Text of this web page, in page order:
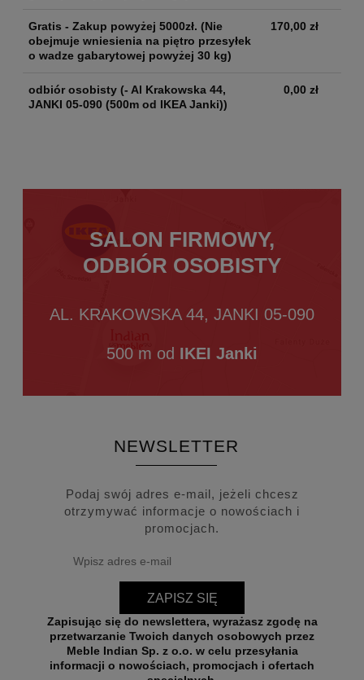
Gratis - Zakup powyżej 5000zł. (Nie
obejmuje wniesienia na piętro przesyłek
o wadze gabarytowej powyżej 30 kg)
170,00 zł
odbiór osobisty (- Al Krakowska 44,
JANKI 05-090 (500m od IKEA Janki))
0,00 zł
SALON FIRMOWY,
ODBIÓR OSOBISTY
AL. KRAKOWSKA 44, JANKI 05-090
500 m od IKEI Janki
NEWSLETTER
Podaj swój adres e-mail, jeżeli chcesz
otrzymywać informacje o nowościach i
promocjach.
ZAPISZ SIĘ
Zapisując się do newslettera, wyrażasz zgodę na
przetwarzanie Twoich danych osobowych przez
Meble Indian Sp. z o.o. w celu przesyłania
informacji o nowościach, promocjach i ofertach